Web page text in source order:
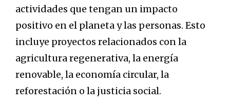
actividades que tengan un impacto
positivo en el planeta y las personas. Esto
incluye proyectos relacionados con la
agricultura regenerativa, la energía
renovable, la economía circular, la
reforestación o la justicia social.